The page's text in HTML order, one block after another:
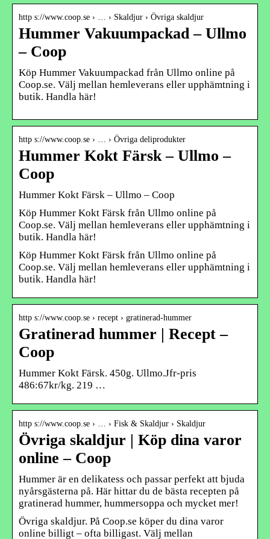
http s://www.coop.se › … › Skaldjur › Övriga skaldjur
Hummer Vakuumpackad – Ullmo
– Coop
Köp Hummer Vakuumpackad från Ullmo online på
Coop.se. Välj mellan hemleverans eller upphämtning i
butik. Handla här!
http s://www.coop.se › … › Övriga deliprodukter
Hummer Kokt Färsk – Ullmo –
Coop
Hummer Kokt Färsk – Ullmo – Coop
Köp Hummer Kokt Färsk från Ullmo online på
Coop.se. Välj mellan hemleverans eller upphämtning i
butik. Handla här!
Köp Hummer Kokt Färsk från Ullmo online på
Coop.se. Välj mellan hemleverans eller upphämtning i
butik. Handla här!
http s://www.coop.se › recept › gratinerad-hummer
Gratinerad hummer | Recept –
Coop
Hummer Kokt Färsk. 450g. Ullmo.Jfr-pris
486:67kr/kg. 219 …
http s://www.coop.se › … › Fisk & Skaldjur › Skaldjur
Övriga skaldjur | Köp dina varor
online – Coop
Hummer är en delikatess och passar perfekt att bjuda
nyårsgästerna på. Här hittar du de bästa recepten på
gratinerad hummer, hummersoppa och mycket mer!
Övriga skaldjur. På Coop.se köper du dina varor
online billigt – ofta billigast. Välj mellan